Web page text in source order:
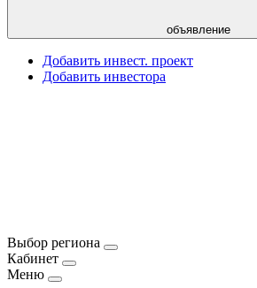
объявление
Добавить инвест. проект
Добавить инвестора
Выбор региона
Кабинет
Меню